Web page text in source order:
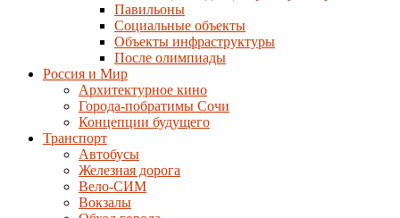
Павильоны
Социальные объекты
Объекты инфраструктуры
После олимпиады
Россия и Мир
Архитектурное кино
Города-побратимы Сочи
Концепции будущего
Транспорт
Автобусы
Железная дорога
Вело-СИМ
Вокзалы